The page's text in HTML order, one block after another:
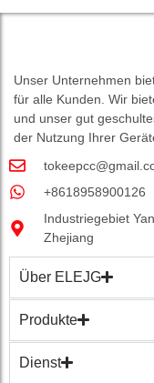
Unser Unternehmen
für alle Kunden. Wir
und unser gut
der Nutzung Ihrer
+8618958900126
Industriegebiet
Zhejiang
Über ELEJG
Produkte
Dienst